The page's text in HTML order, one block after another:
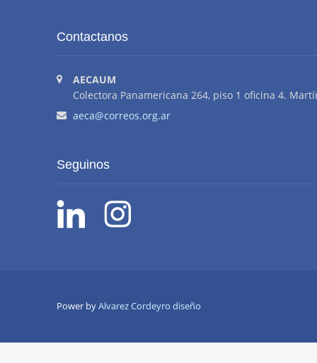
Contactanos
AECAUM
Colectora Panamericana 264, piso 1 oficina 4.
aeca@correos.org.ar
Seguinos
Power byAlvarez Cordeyro diseño